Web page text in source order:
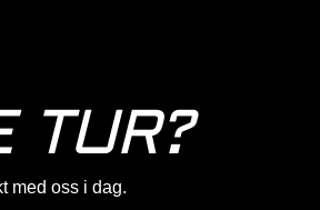
TUR?
med oss i dag.